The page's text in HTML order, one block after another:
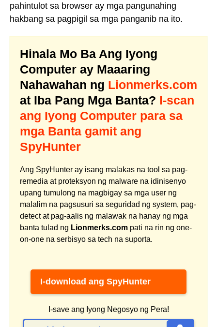
pahintulot sa browser ay mga pangunahing
hakbang sa pagpigil sa mga panganib na ito.
Hinala Mo Ba Ang Iyong
Computer ay Maaaring
Nahawahan ng Lionmerks.com
at Iba Pang Mga Banta? I-scan
ang Iyong Computer para sa
mga Banta gamit ang
SpyHunter
Ang SpyHunter ay isang malakas na tool sa pag-
remedia at proteksyon ng malware na idinisenyo
upang tumulong na magbigay sa mga user ng
malalim na pagsusuri sa seguridad ng system, pag-
detect at pag-aalis ng malawak na hanay ng mga
banta tulad ng Lionmerks.com pati na rin ng one-
on-one na serbisyo sa tech na suporta.
I-download ang SpyHunter
I-save ang Iyong Negosyo ng Pera!